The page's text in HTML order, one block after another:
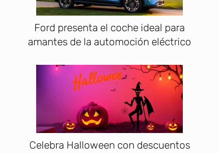
Ford presenta el coche ideal para
amantes de la automoción eléctrico
Celebra Halloween con descuentos